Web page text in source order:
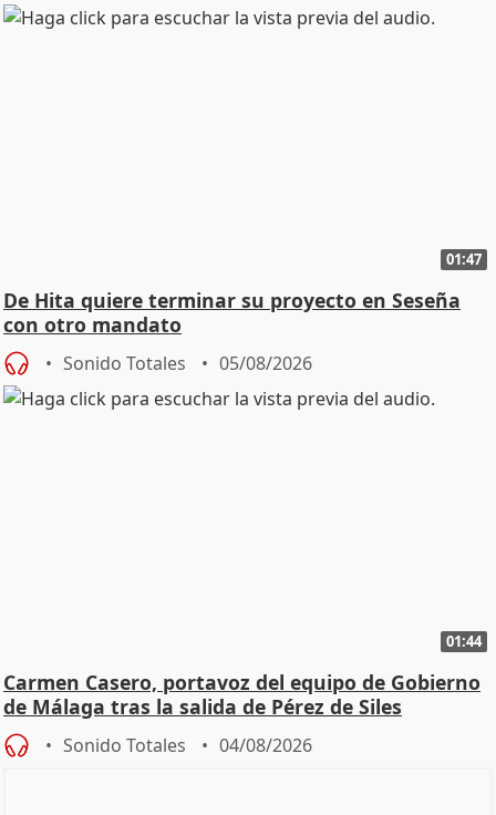
01:47
De Hita quiere terminar su proyecto en Seseña
con otro mandato
Sonido Totales 05/08/2026
01:44
Carmen Casero, portavoz del equipo de Gobierno
de Málaga tras la salida de Pérez de Siles
Sonido Totales 04/08/2026